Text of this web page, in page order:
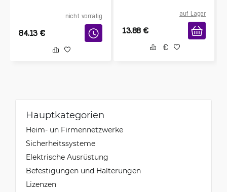
nicht vorrätig
84.13 €
auf Lager
13.88 €
Hauptkategorien
Heim- un Firmennetzwerke
Sicherheitssysteme
Elektrische Ausrüstung
Befestigungen und Halterungen
Lizenzen